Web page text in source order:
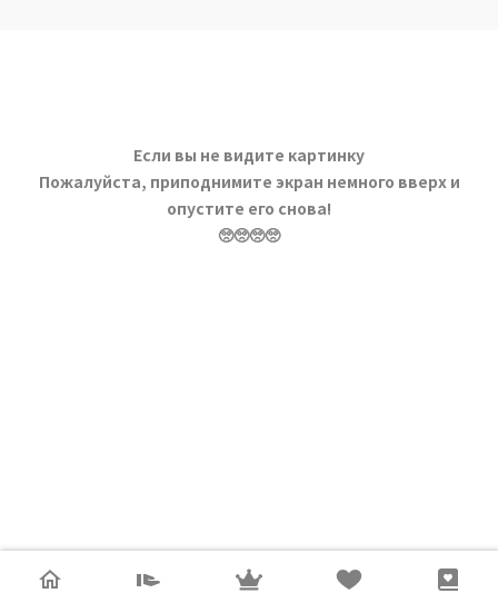
Если вы не видите картинку
Пожалуйста, приподнимите экран немного вверх и
опустите его снова!
🥺🥺🥺🥺